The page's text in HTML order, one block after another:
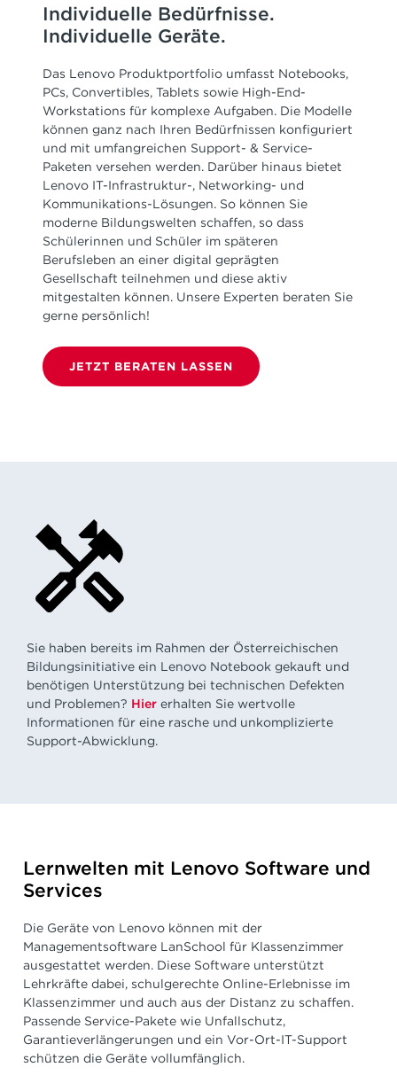
Individuelle Bedürfnisse.
Individuelle Geräte.
Das Lenovo Produktportfolio umfasst Notebooks,
PCs, Convertibles, Tablets sowie High-End-
Workstations für komplexe Aufgaben. Die Modelle
können ganz nach Ihren Bedürfnissen konfiguriert
und mit umfangreichen Support- & Service-
Paketen versehen werden. Darüber hinaus bietet
Lenovo IT-Infrastruktur-, Networking- und
Kommunikations-Lösungen. So können Sie
moderne Bildungswelten schaffen, so dass
Schülerinnen und Schüler im späteren
Berufsleben an einer digital geprägten
Gesellschaft teilnehmen und diese aktiv
mitgestalten können. Unsere Experten beraten Sie
gerne persönlich!
JETZT BERATEN LASSEN
Sie haben bereits im Rahmen der Österreichischen
Bildungsinitiative ein Lenovo Notebook gekauft und
benötigen Unterstützung bei technischen Defekten
und Problemen? Hier erhalten Sie wertvolle
Informationen für eine rasche und unkomplizierte
Support-Abwicklung.
Lernwelten mit Lenovo Software und
Services
Die Geräte von Lenovo können mit der
Managementsoftware LanSchool für Klassenzimmer
ausgestattet werden. Diese Software unterstützt
Lehrkräfte dabei, schulgerechte Online-Erlebnisse im
Klassenzimmer und auch aus der Distanz zu schaffen.
Passende Service-Pakete wie Unfallschutz,
Garantieverlängerungen und ein Vor-Ort-IT-Support
schützen die Geräte vollumfänglich.